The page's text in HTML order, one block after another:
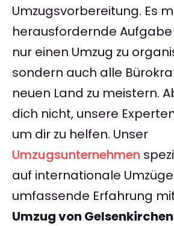
Umzugsvorbereitung. Es
herausfordernde Aufgabe
nur einen Umzug zu
sondern auch alle
neuen Land zu meistern.
dich nicht, unsere
um dir zu helfen. Unser
Umzugsunternehmen
auf internationale
umfassende Erfahrung
Umzug von